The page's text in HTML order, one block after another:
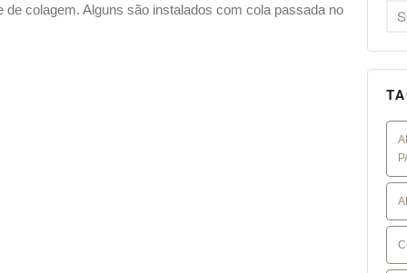
de colagem. Alguns são instalados com cola passada no